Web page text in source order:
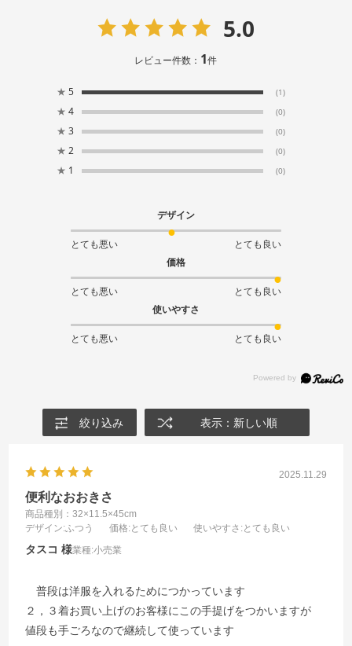
5.0
レビュー件数： 1件
★ 5 (1)
★ 4 (0)
★ 3 (0)
★ 2 (0)
★ 1 (0)
デザイン
とても悪い
とても良い
価格
とても悪い
とても良い
使いやすさ
とても悪い とても良い
絞り込み 表示：新しい順
2025.11.29
便利なおおきさ
商品種別：32×11.5×45cm
デザイン:ふつう 価格:とても良い 使いやすさ :とても良い
タスコ 業種:小売業
普段は洋服を入れるためにつかっています
２，３着お買い上げのお客様にこの手提げをつかいますが
値段も手ごろなので継続して使っています